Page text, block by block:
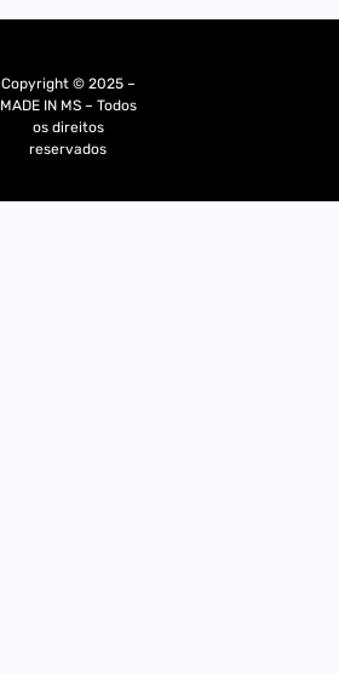
Copyright © 2025 –
MADE IN MS – Todos
os direitos
reservados